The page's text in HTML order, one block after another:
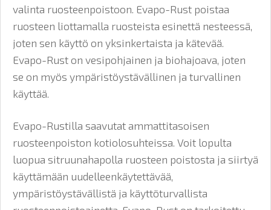
valinta ruosteenpoistoon. Evapo-Rust poistaa
ruosteen liottamalla ruosteista esinettä nesteessä,
joten sen käyttö on yksinkertaista ja kätevää.
Evapo-Rust on vesipohjainen ja biohajoava, joten
se on myös ympäristöystävällinen ja turvallinen
käyttää.
Evapo-Rustilla saavutat ammattitasoisen
ruosteenpoiston kotiolosuhteissa. Voit lopulta
luopua sitruunahapolla ruosteen poistosta ja siirtyä
käyttämään uudelleenkäytettävää,
ympäristöystävällistä ja käyttöturvallista